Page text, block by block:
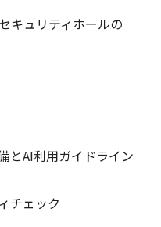
キュリティホールの
とAI利用ガイドライン
チェック